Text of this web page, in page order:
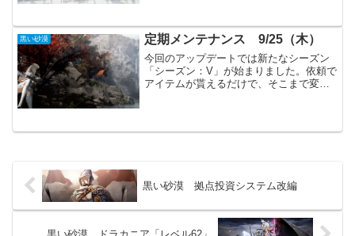
黒い砂漠 定期メンテナンス 9/25（木）
今回のアップデートでは新たなシーズン
「シーズン：V」が始まりました。依頼で
アイテムが貰えるだけで、そこまで変更
れません。主要アッ...
黒い砂漠 拠点投資システム改編